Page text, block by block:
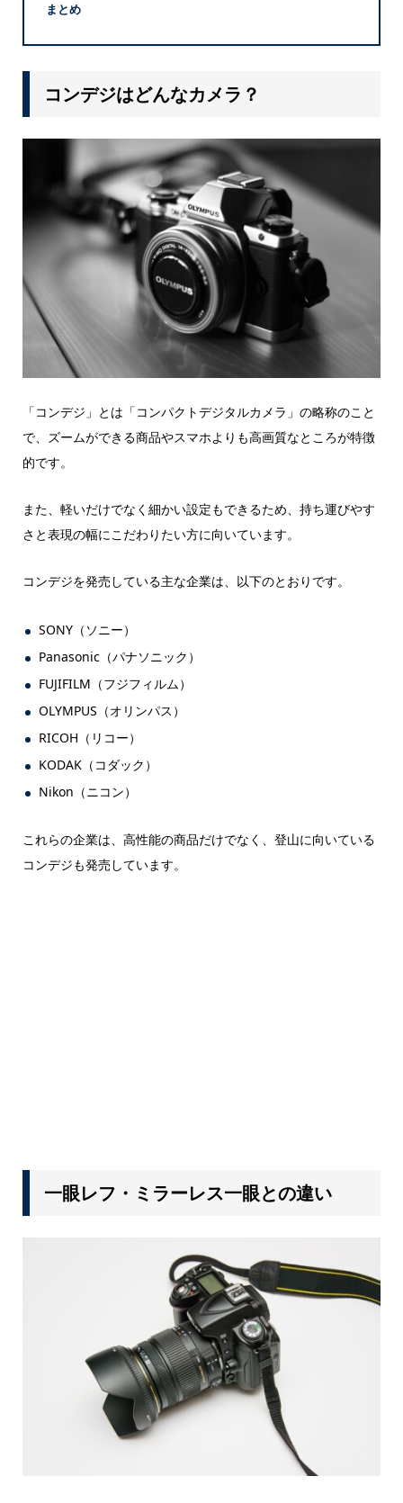
まとめ
コンデジはどんなカメラ？
「コンデジ」とは「コンパクトデジタルカメラ」の略称のこと
で、ズームができる商品やスマホよりも高画質なところが特徴
的です。
また、軽いだけでなく細かい設定もできるため、持ち運びやす
さと表現の幅にこだわりたい方に向いています。
コンデジを発売している主な企業は、以下のとおりです。
SONY（ソニー）
Panasonic（パナソニック）
FUJIFILM（フジフィルム）
OLYMPUS（オリンパス）
RICOH（リコー）
KODAK（コダック）
Nikon（ニコン）
これらの企業は、高性能の商品だけでなく、登山に向いている
コンデジも発売しています。
一眼レフ・ミラーレス一眼との違い